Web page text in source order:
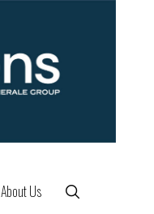
About Us